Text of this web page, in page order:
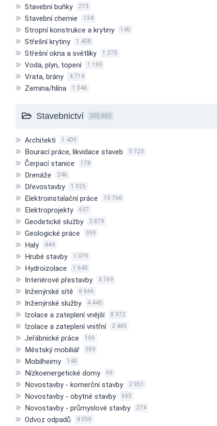
Stavební buňky 273
Stavební chemie 134
Stropní konstrukce a krytiny 140
Střešní krytiny 1 408
Střešní okna a světlíky 1 275
Voda, plyn, topení 1 190
Vrata, brány 4 714
Zemina/hlína 1 046
Stavebnictví 205 665
Architekti 1 409
Bourací práce, likvidace staveb 5 723
Čerpací stanice 178
Drenáže 246
Dřevostavby 1 025
Elektroinstalační práce 10 766
Elektroprojekty 637
Geodetické služby 2 879
Geologické práce 959
Haly 444
Hrubé stavby 1 079
Hydroizolace 1 640
Interiérové přestavby 4 769
Inženýrské sítě 6 666
Inženýrské služby 4 445
Izolace a zateplení vnější 8 972
Izolace a zateplení vnitřní 2 485
Jeřábnické práce 166
Městský mobiliář 359
Mobilheimy 140
Nízkoenergetické domy 66
Novostavby - komerční stavby 2 951
Novostavby - obytné stavby 665
Novostavby - průmyslové stavby 274
Odvoz odpadů 4 056